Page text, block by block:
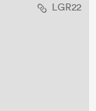
LGR22